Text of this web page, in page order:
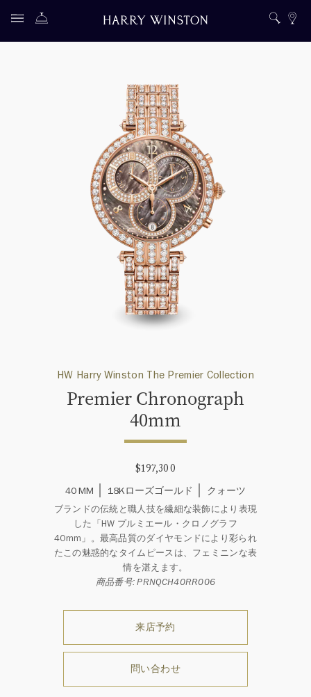
HW Harry Winston The Premier Collection
Premier Chronograph
40mm
$197,300
40 MM
18Kローズゴールド クォーツ
ブランドの伝統と職人技を繊細な装飾により表現
した「HW プルミエール・クロノグラフ
40mm」。最高品質のダイヤモンドにより彩られ
たこの魅惑的なタイムピースは、フェミニンな表
情を湛えます。
商品番号: PRNQCH40RR006
来店予約
問い合わせ